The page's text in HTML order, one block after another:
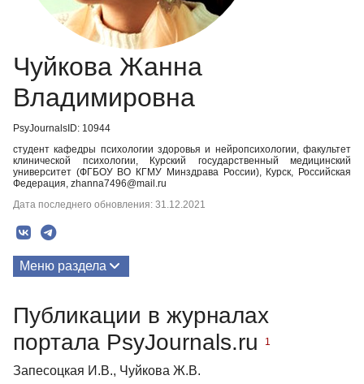
Чуйкова Жанна
Владимировна
PsyJournalsID: 10944
студент кафедры психологии здоровья и нейропсихологии, факультет
клинической психологии, Курский государственный медицинский
университет (ФГБОУ ВО КГМУ Минздрава России), Курск, Российская
Федерация, zhanna7496@mail.ru
Дата последнего обновления: 31.12.2021
Меню раздела
Публикации в журналах
портала PsyJournals.ru
1
Запесоцкая И.В., Чуйкова Ж.В.